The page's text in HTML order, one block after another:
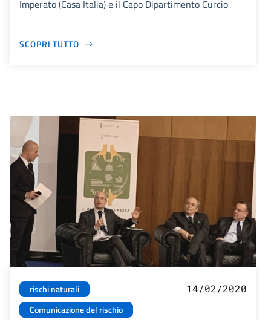
Imperato (Casa Italia) e il Capo Dipartimento Curcio
SCOPRI TUTTO
rischi naturali
Comunicazione del rischio
14/02/2020